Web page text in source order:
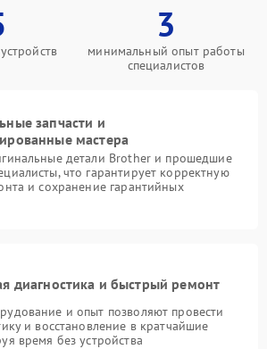
3
минимальный опыт работы
специалистов
запчасти и
мастера
детали Brother и прошедшие
что гарантирует корректную
и сохранение гарантийных
диагностика и быстрый ремонт
и опыт позволяют провести
и восстановление в кратчайшие
время без устройства